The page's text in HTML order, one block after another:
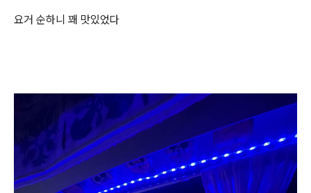
요거 순하니 꽤 맛있었다